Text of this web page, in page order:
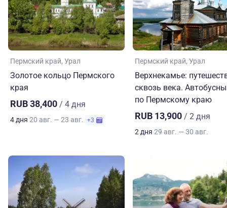
Пермский край Урал
Золотое кольцо Пермского
края
RUB 38,400 / 4 дня
4 дня 20 авг. — 23 авг. +3
Пермский край Урал
Верхнекамье:
сквозь века.
по Пермскому краю
RUB 13,900 / 2 дня
2 дня 29 авг. — 30 авг.